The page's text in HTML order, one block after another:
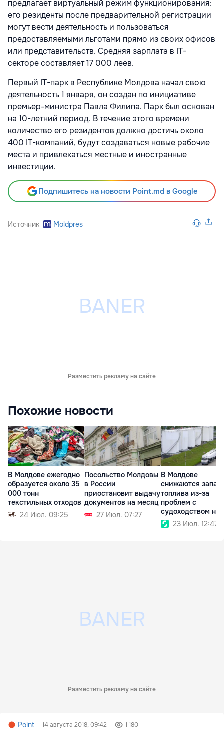
предлагает виртуальный режим функционирования:
его резиденты после предварительной регистрации
могут вести деятельность и пользоваться
предоставляемыми льготами прямо из своих офисов
или представительств. Средняя зарплата в IT-
секторе составляет 17 000 леев.
Первый IT-парк в Республике Молдова начал свою
деятельность 1 января, он создан по инициативе
премьер-министра Павла Филипа. Парк был основан
на 10-летний период. В течение этого времени
количество его резидентов должно достичь около
400 IT-компаний, будут создаваться новые рабочие
места и привлекаться местные и иностранные
инвестиции.
Подпишитесь на новости Point.md в Google
Источник Moldpres
Разместить рекламу на сайте
Похожие новости
В Молдове ежегодно
образуется около 35
000 тонн
текстильных отходов
24 Июл. 09:25
Посольство Молдовы
в России
приостановит выдачу
документов на месяц
27 Июл. 07:27
В Молдове
снижаются
топлива из-за
проблем с
судоходством на
Дунае23 Июл. 12:47
Разместить рекламу на сайте
Point 14 августа 2018, 09:42 1 180